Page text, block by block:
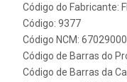
Código do Fabricante:
Código: 9377
Código NCM: 67029000
Código de Barras do
Código de Barras da